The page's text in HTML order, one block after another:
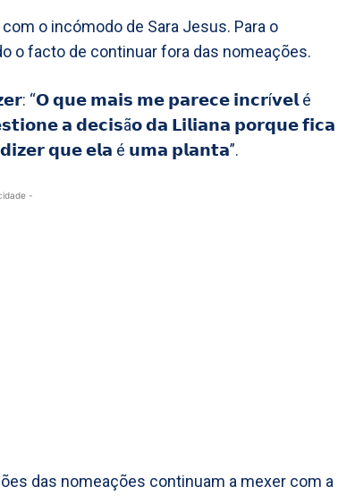
o incómodo de Sara Jesus. Para o
o facto de continuar fora das nomeações.
“𝗢 𝗾𝘂𝗲 𝗺𝗮𝗶𝘀 𝗺𝗲 𝗽𝗮𝗿𝗲𝗰𝗲 𝗶𝗻𝗰𝗿í𝘃𝗲𝗹 é
𝗮 𝗱𝗲𝗰𝗶𝘀ã𝗼 𝗱𝗮 𝗟𝗶𝗹𝗶𝗮𝗻𝗮 𝗽𝗼𝗿𝗾𝘂𝗲 𝗳𝗶𝗰𝗮
𝗾𝘂𝗲 𝗲𝗹𝗮 é 𝘂𝗺𝗮 𝗽𝗹𝗮𝗻𝘁𝗮”.
-
das nomeações continuam a mexer com a